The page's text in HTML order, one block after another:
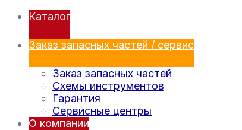
Каталог
Заказ запасных частей / сервис
Заказ запасных частей
Схемы инструментов
Гарантия
Сервисные центры
О компании